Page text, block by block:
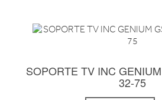
SOPORTE TV INC
32-75